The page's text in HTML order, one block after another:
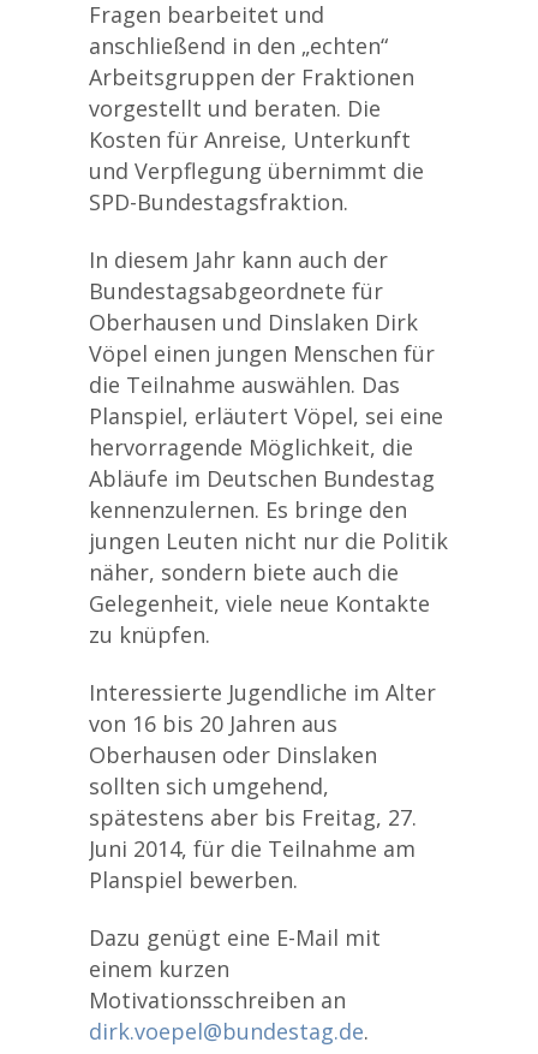
Fragen bearbeitet und
anschließend in den „echten“
Arbeitsgruppen der Fraktionen
vorgestellt und beraten. Die
Kosten für Anreise, Unterkunft
und Verpflegung übernimmt die
SPD-Bundestagsfraktion.
In diesem Jahr kann auch der
Bundestagsabgeordnete für
Oberhausen und Dinslaken Dirk
Vöpel einen jungen Menschen für
die Teilnahme auswählen. Das
Planspiel, erläutert Vöpel, sei eine
hervorragende Möglichkeit, die
Abläufe im Deutschen Bundestag
kennenzulernen. Es bringe den
jungen Leuten nicht nur die Politik
näher, sondern biete auch die
Gelegenheit, viele neue Kontakte
zu knüpfen.
Interessierte Jugendliche im Alter
von 16 bis 20 Jahren aus
Oberhausen oder Dinslaken
sollten sich umgehend,
spätestens aber bis Freitag, 27.
Juni 2014, für die Teilnahme am
Planspiel bewerben.
Dazu genügt eine E-Mail mit
einem kurzen
Motivationsschreiben an
dirk.voepel@bundestag.de.